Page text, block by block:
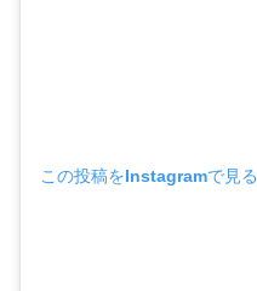
この投稿をInstagramで見る